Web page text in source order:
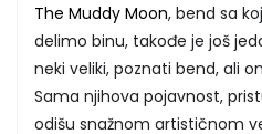
The Muddy Moon, bend sa
delimo binu, takođe je još
neki veliki, poznati bend, ali
Sama njihova pojavnost,
odišu snažnom artističnom